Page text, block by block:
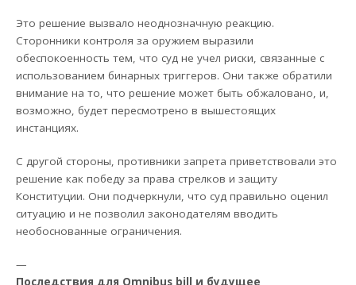
Это решение вызвало неоднозначную реакцию.
Сторонники контроля за оружием выразили
обеспокоенность тем, что суд не учел риски, связанные с
использованием бинарных триггеров. Они также обратили
внимание на то, что решение может быть обжаловано, и,
возможно, будет пересмотрено в вышестоящих
инстанциях.
С другой стороны, противники запрета приветствовали это
решение как победу за права стрелков и защиту
Конституции. Они подчеркнули, что суд правильно оценил
ситуацию и не позволил законодателям вводить
необоснованные ограничения.
—
Последствия для Omnibus bill и будущее